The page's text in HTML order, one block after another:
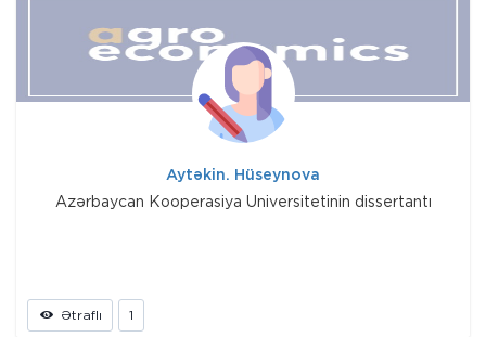
Aytəkin. Hüseynova
Azərbaycan Kooperasiya Universitetinin dissertantı
Ətraflı 1